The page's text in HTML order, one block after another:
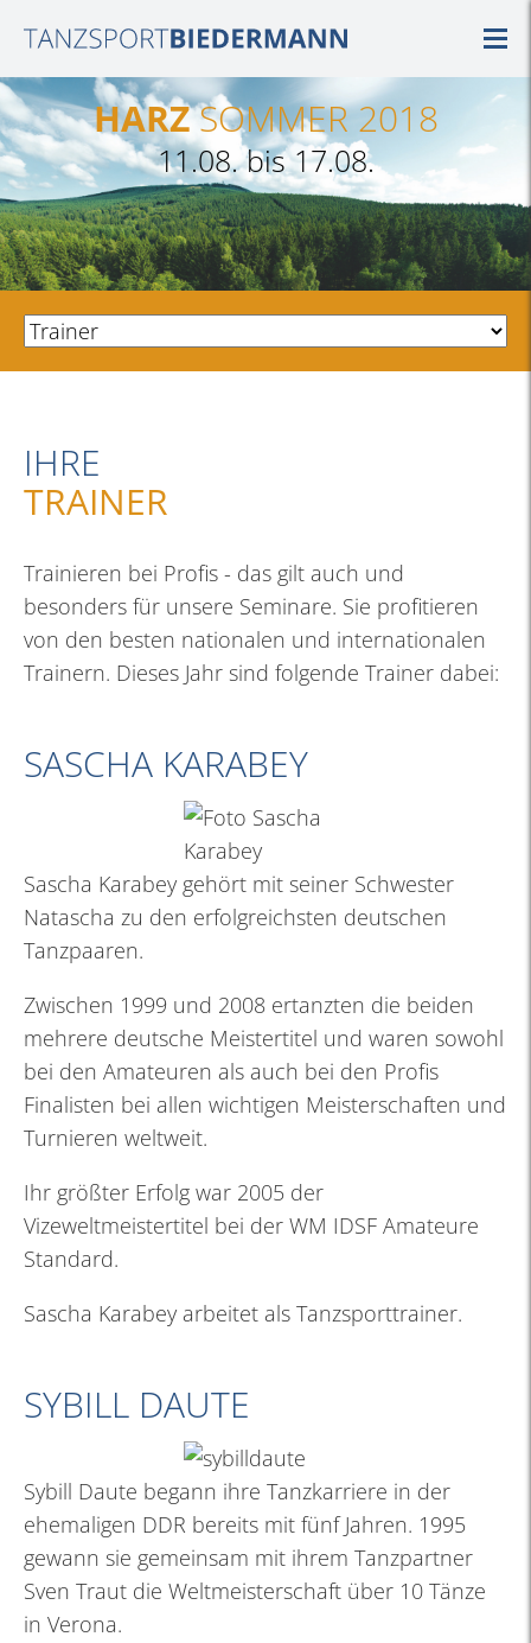
HARZSOMMER 2018
11.08. bis 17.08.
IHRE
TRAINER
Trainieren bei Profis - das gilt auch und
besonders für unsere Seminare. Sie profitieren
von den besten nationalen und internationalen
Trainern. Dieses Jahr sind folgende Trainer dabei:
SASCHA KARABEY
Sascha Karabey gehört mit seiner Schwester
Natascha zu den erfolgreichsten deutschen
Tanzpaaren.
Zwischen 1999 und 2008 ertanzten die beiden
mehrere deutsche Meistertitel und waren sowohl
bei den Amateuren als auch bei den Profis
Finalisten bei allen wichtigen Meisterschaften und
Turnieren weltweit.
Ihr größter Erfolg war 2005 der
Vizeweltmeistertitel bei der WM IDSF Amateure
Standard.
Sascha Karabey arbeitet als Tanzsporttrainer.
SYBILL DAUTE
Sybill Daute begann ihre Tanzkarriere in der
ehemaligen DDR bereits mit fünf Jahren. 1995
gewann sie gemeinsam mit ihrem Tanzpartner
Sven Traut die Weltmeisterschaft über 10 Tänze
in Verona.